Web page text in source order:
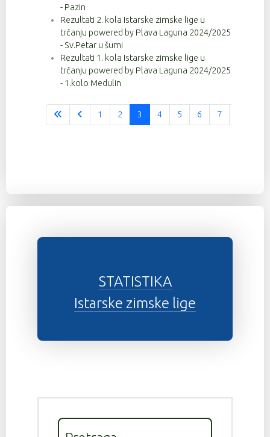
- Pazin
Rezultati 2. kola Istarske zimske lige u
trčanju powered by Plava Laguna 2024/2025
- Sv.Petar u šumi
Rezultati 1. kola Istarske zimske lige u
trčanju powered by Plava Laguna 2024/2025
- 1.kolo Medulin
Stranica 3 od 37
1 2 3 4 5 6 7
STATISTIKA
Istarske zimske lige